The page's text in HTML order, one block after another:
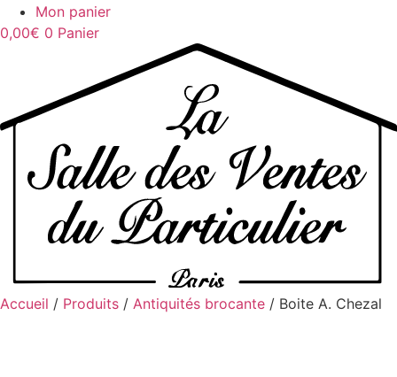
Mon panier
0,00€ 0 Panier
Accueil / Produits / Antiquités brocante / Boite A. Chezal